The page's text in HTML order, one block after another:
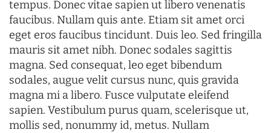
tempus. Donec vitae sapien ut libero venenatis
faucibus. Nullam quis ante. Etiam sit amet orci
eget eros faucibus tincidunt. Duis leo. Sed fringilla
mauris sit amet nibh. Donec sodales sagittis
magna. Sed consequat, leo eget bibendum
sodales, augue velit cursus nunc, quis gravida
magna mi a libero. Fusce vulputate eleifend
sapien. Vestibulum purus quam, scelerisque ut,
mollis sed, nonummy id, metus. Nullam